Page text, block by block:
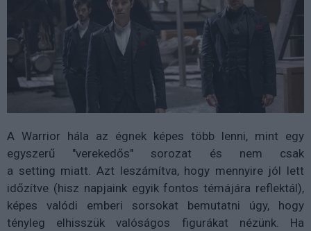
A Warrior hála az égnek képes több lenni, mint egy
egyszerű "verekedős" sorozat és nem csak
a setting miatt. Azt leszámítva, hogy mennyire jól lett
időzítve (hisz napjaink egyik fontos témájára reflektál),
képes valódi emberi sorsokat bemutatni úgy, hogy
tényleg elhisszük valóságos figurákat nézünk. Ha